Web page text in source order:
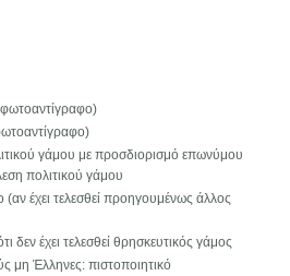
γάμου με προσδιορισμό επωνύμου
πολιτικού γάμου
(αν έχει τελεσθεί προηγουμένως άλλος
έχει τελεσθεί θρησκευτικός γάμος
μη Έλληνες: πιστοποιητικό